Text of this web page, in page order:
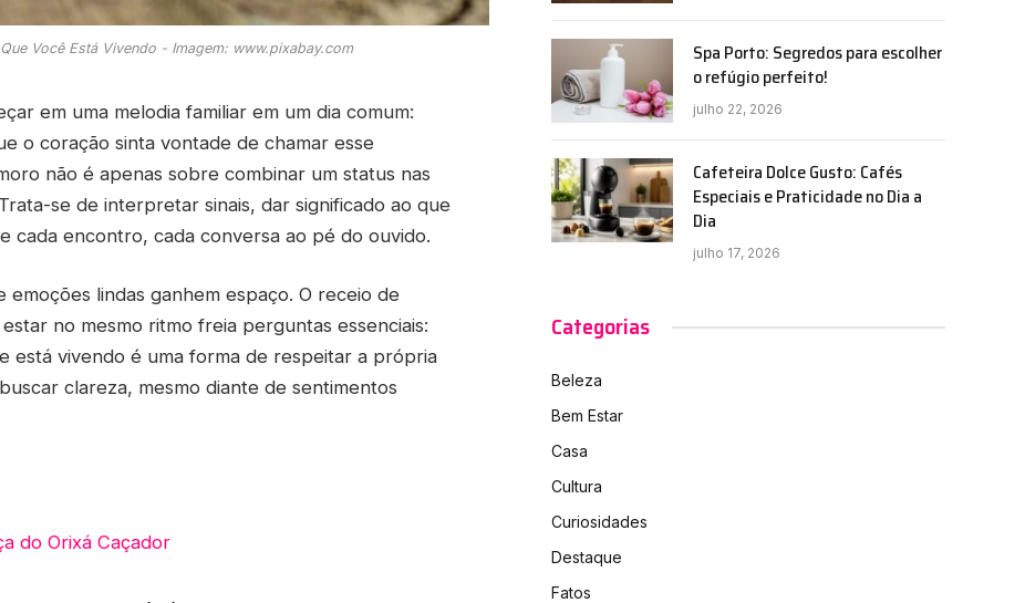
Você Está Vivendo - Imagem: www.pixabay.com
em uma melodia familiar em um dia comum:
o coração sinta vontade de chamar esse
não é apenas sobre combinar um status nas
se de interpretar sinais, dar significado ao que
cada encontro, cada conversa ao pé do ouvido.
lindas ganhem espaço. O receio de
no mesmo ritmo freia perguntas essenciais:
está vivendo é uma forma de respeitar a própria
clareza, mesmo diante de sentimentos
do Orixá Caçador
Spa Porto: Segredos para escolher
o refúgio perfeito!
julho 22, 2026
Cafeteira Dolce Gusto: Cafés
Especiais e Praticidade no Dia a
Dia
julho 17, 2026
Categorias
Beleza
Bem Estar
Casa
Cultura
Curiosidades
Destaque
Fatos